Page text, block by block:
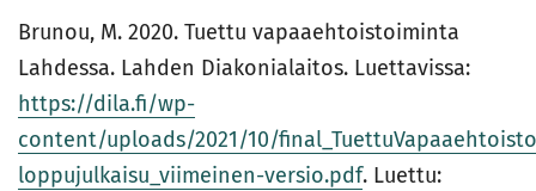
Brunou, M. 2020. Tuettu vapaaehtoistoiminta
Lahdessa. Lahden Diakonialaitos. Luettavissa:
https://dila.fi/wp-
content/uploads/2021/10/
loppujulkaisu_viimeinen-versio.pdf. Luettu: